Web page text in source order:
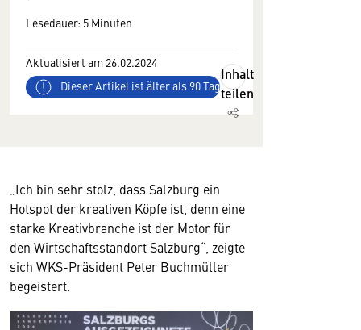
Lesedauer: 5 Minuten
Aktualisiert am 26.02.2024
Dieser Artikel ist älter als 90 Tage
Inhalt
teilen
„Ich bin sehr stolz, dass Salzburg ein
Hotspot der kreativen Köpfe ist, denn eine
starke Kreativbranche ist der Motor für
den Wirtschaftsstandort Salzburg“, zeigte
sich WKS-Präsident Peter Buchmüller
begeistert.